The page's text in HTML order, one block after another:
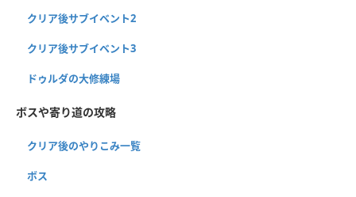
クリア後サブイベント2
クリア後サブイベント3
ドゥルダの大修練場
ボスや寄り道の攻略
クリア後のやりこみ一覧
ボス